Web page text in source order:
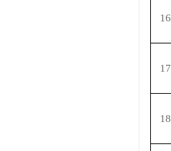
16
17
18